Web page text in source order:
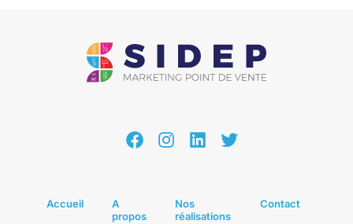
FacebookInstagramLinkedInTwitter
Accueil
A
propos
Nos
réalisations
Contact